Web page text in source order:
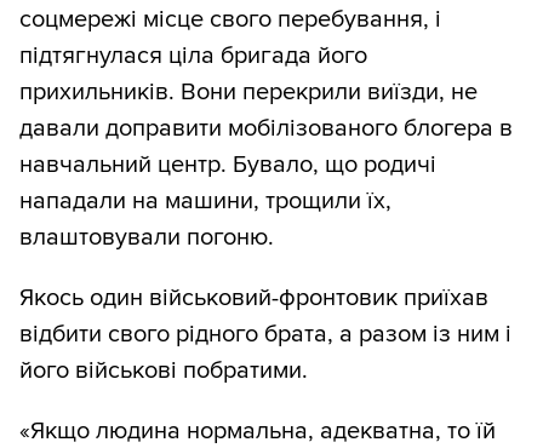
соцмережі місце свого перебування, і
підтягнулася ціла бригада його
прихильників. Вони перекрили виїзди, не
давали доправити мобілізованого блогера в
навчальний центр. Бувало, що родичі
нападали на машини, трощили їх,
влаштовували погоню.
Якось один військовий-фронтовик приїхав
відбити свого рідного брата, а разом із ним і
його військові побратими.
«Якщо людина нормальна, адекватна, то їй